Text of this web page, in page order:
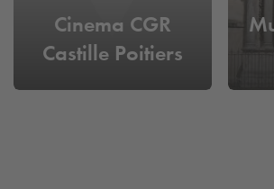
Cinema CGR
Castille Poitiers